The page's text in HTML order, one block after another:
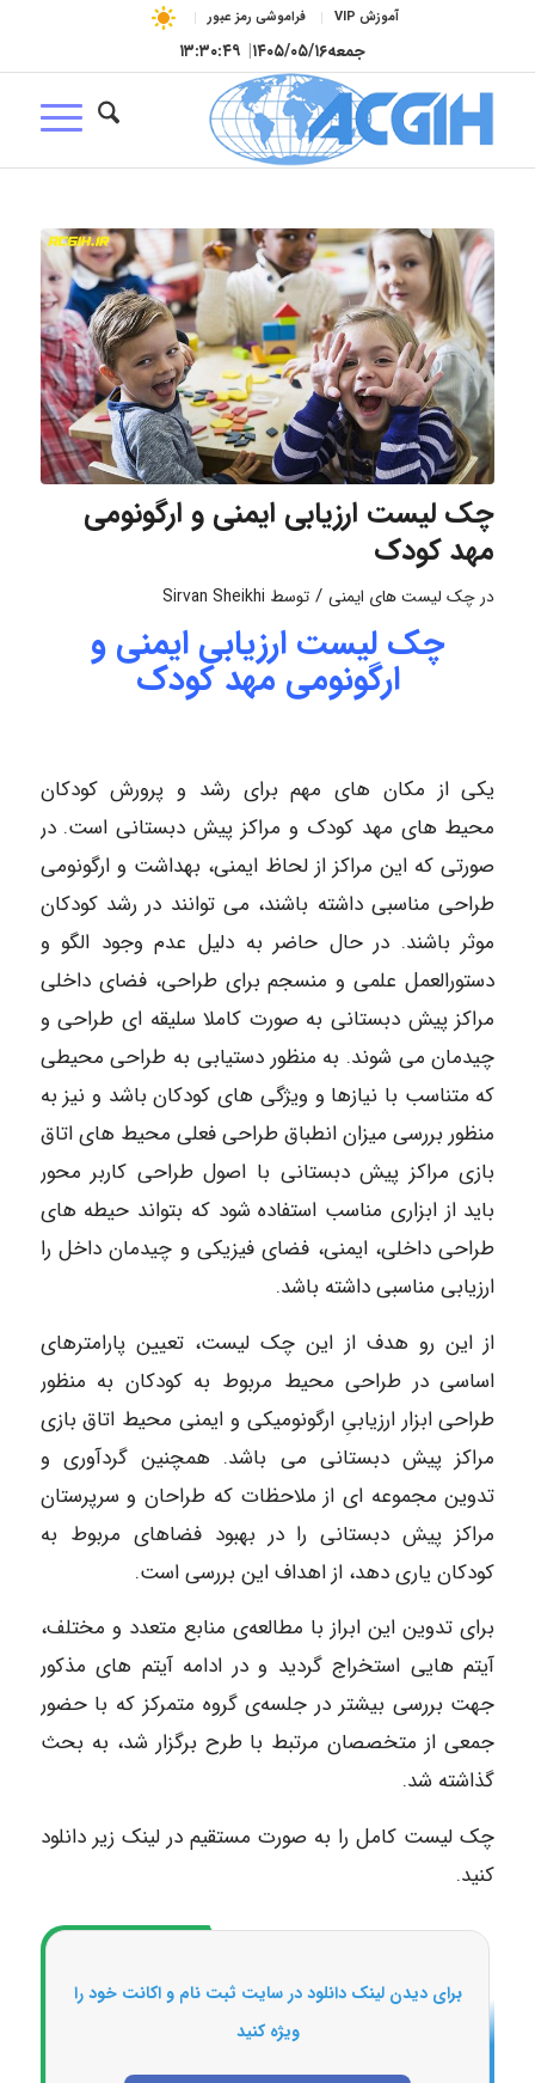
آموزش VIP فراموشی رمز عبور
جمعه۱۴۰۵/۰۵/۱۶| ۱۳:۳۰:۴۹
چک لیست ارزیابی ایمنی و ارگونومی
مهد کودک
درچک لیست های ایمنی / توسط Sirvan Sheikhi
چک لیست ارزیابی ایمنی و
ارگونومی مهد کودک
یکی از مکان ­های مهم برای رشد و پرورش کودکان
محیط­ های مهد کودک و مراکز پیش­ دبستانی است. در
صورتی که این مراکز از لحاظ ایمنی، بهداشت و ارگونومی
طراحی مناسبی داشته باشند، می ­توانند در رشد کودکان
موثر باشند. در حال حاضر به دلیل عدم وجود الگو و
دستورالعمل علمی و منسجم برای طراحی، فضای داخلی
مراکز پیش دبستانی به صورت کاملا سلیقه­ ای طراحی و
چیدمان می شوند. به منظور دستیابی به طراحی محیطی
که متناسب با نیازها و ویژگی­ های کودکان باشد و نیز به
منظور بررسی میزان انطباق طراحی فعلی محیط­ های اتاق
بازی مراکز پیش­ دبستانی با اصول طراحی کاربر محور
باید از ابزاری مناسب استفاده شود که بتواند حیطه های
طراحی داخلی، ایمنی، فضای فیزیکی و چیدمان داخل را
ارزیابی مناسبی داشته باشد.
از این رو هدف از این چک لیست، تعیین پارامترهای
اساسی در طراحی محیط مربوط به کودکان به منظور
طراحی ابزار ارزیابیِ ارگونومیکی و ایمنی محیط اتاق بازی
مراکز پیش ­دبستانی می­ باشد. همچنین گردآوری و
تدوین مجموعه ­ای از ملاحظات که طراحان و سرپرستان
مراکز پیش­ دبستانی را در بهبود فضاهای مربوط به
کودکان یاری دهد، از اهداف این بررسی است.
برای تدوین این ابراز با مطالعه‌­ی منابع متعدد و مختلف،
آیتم ­هایی استخراج گردید و در ادامه آیتم­ های مذکور
جهت بررسی بیشتر در جلسه­‌ی گروه متمرکز که با حضور
جمعی از متخصصان مرتبط با طرح برگزار شد، به بحث
گذاشته شد.
چک لیست کامل را به صورت مستقیم در لینک زیر دانلود
کنید.
برای دیدن لینک دانلود در سایت ثبت نام و اکانت خود را
ویژه کنید